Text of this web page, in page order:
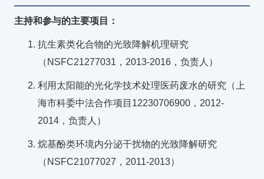
主持和参与的主要项目：
抗生素类化合物的光致降解机理研究
（NSFC21277031，2013-2016，负责人）
利用太阳能的光化学技术处理医药废水的研究（上
海市科委中法合作项目12230706900，2012-
2014，负责人）
烷基酚类环境内分泌干扰物的光致降解研究
（NSFC21077027，2011-2013）